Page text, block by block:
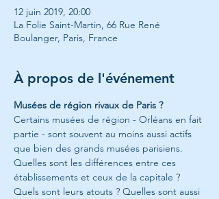
12 juin 2019, 20:00
La Folie Saint-Martin, 66 Rue René
Boulanger, Paris, France
À propos de l'événement
Musées de région rivaux de Paris ?
Certains musées de région - Orléans en fait
partie - sont souvent au moins aussi actifs
que bien des grands musées parisiens.
Quelles sont les différences entre ces
établissements et ceux de la capitale ?
Quels sont leurs atouts ? Quelles sont aussi